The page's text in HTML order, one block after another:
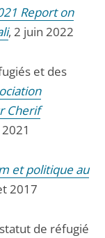
Report on
, 2 juin 2022
et des
Cherif
et politique au
2017
de réfugié